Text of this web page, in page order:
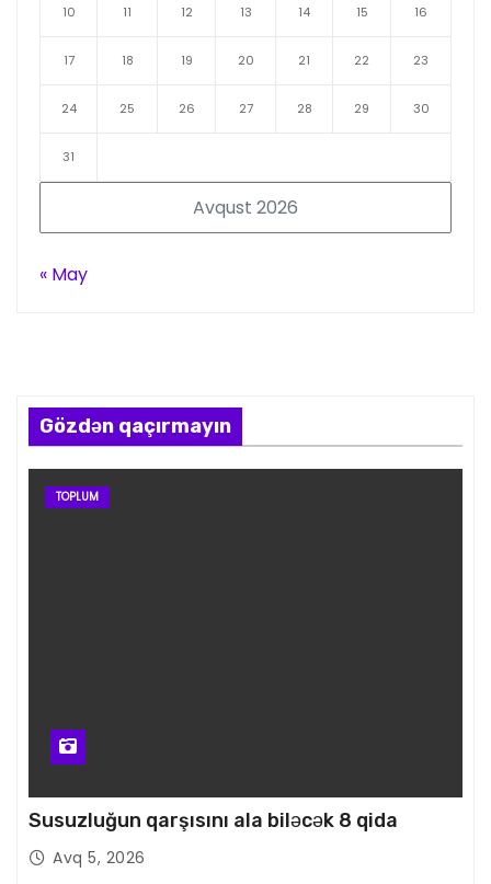
Avqust 2026
10 11 12 13 14 15 16
17 18 19 20 21 22 23
24 25 26 27 28 29 30
31
« May
Gözdən qaçırmayın
TOPLUM
Susuzluğun qarşısını ala biləcək 8 qida
Avq 5, 2026